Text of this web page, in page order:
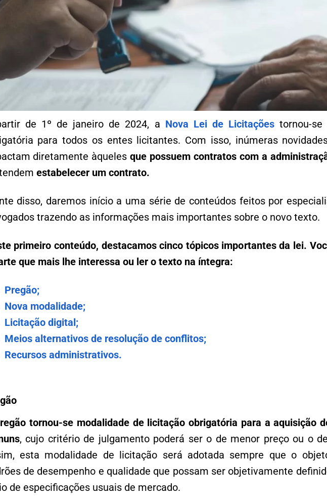
de 1º de janeiro de 2024, a Nova Lei de Licitações tornou-
para todos os entes licitantes. Com isso, inúmeras
diretamente àquelesque possuem contratos com a
estabelecer um contrato.
disso, daremos início a uma série de conteúdos feitos por
trazendo as informações mais importantes sobre o novo texto.
primeiro conteúdo, destacamos cinco tópicos importantes da lei.
que mais lhe interessa ou ler o texto na íntegra:
Pregão;
Nova modalidade;
Licitação digital;
Meios alternativos de resolução de conflitos;
Recursos administrativos.
tornou-se modalidade de licitação obrigatória para a aquisição
, cujo critério de julgamento poderá ser o de menor preço ou o
esta modalidade de licitação será adotada sempre que o
de desempenho e qualidade que possam ser objetivamente
de especificações usuais de mercado.